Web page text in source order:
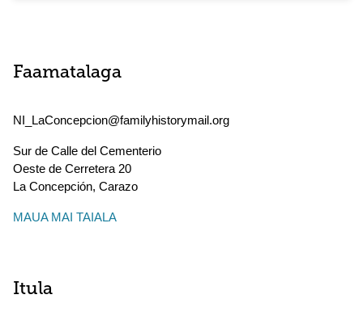
Faamatalaga
NI_LaConcepcion@familyhistorymail.org
Sur de Calle del Cementerio
Oeste de Cerretera 20
La Concepción, Carazo
MAUA MAI TAIALA
Itula